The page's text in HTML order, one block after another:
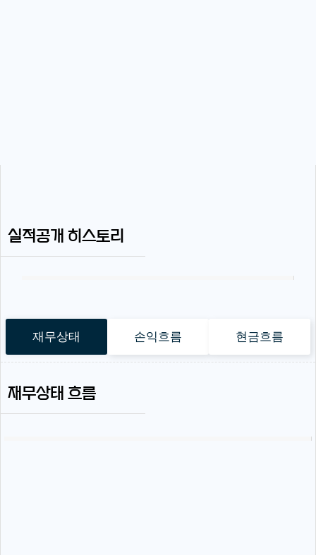
실적공개 히스토리
재무상태 손익흐름 현금흐름
재무상태 흐름